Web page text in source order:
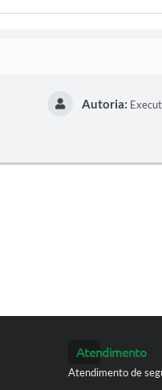
Autoria:
Atendimento
Atendimento de